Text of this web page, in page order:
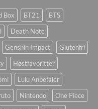
Box BT21
BTS
Death Note
Genshin Impact
Glutenfri
Høstfavoritter
Lulu Anbefaler
Nintendo
One Piece